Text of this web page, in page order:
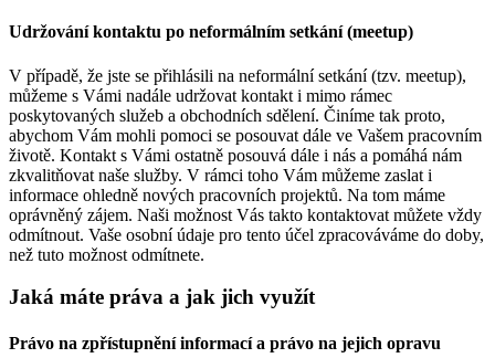
Udržování kontaktu po neformálním setkání (meetup)
V případě, že jste se přihlásili na neformální setkání (tzv. meetup),
můžeme s Vámi nadále udržovat kontakt i mimo rámec
poskytovaných služeb a obchodních sdělení. Činíme tak proto,
abychom Vám mohli pomoci se posouvat dále ve Vašem pracovním
životě. Kontakt s Vámi ostatně posouvá dále i nás a pomáhá nám
zkvalitňovat naše služby. V rámci toho Vám můžeme zaslat i
informace ohledně nových pracovních projektů. Na tom máme
oprávněný zájem. Naši možnost Vás takto kontaktovat můžete vždy
odmítnout. Vaše osobní údaje pro tento účel zpracováváme do doby,
než tuto možnost odmítnete.
Jaká máte práva a jak jich využít
Právo na zpřístupnění informací a právo na jejich opravu